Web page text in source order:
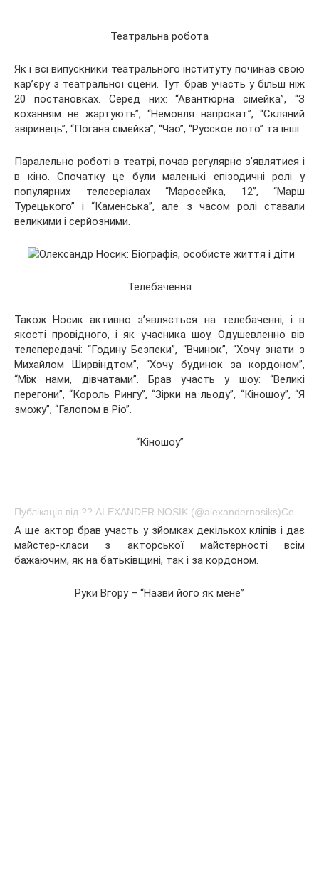
Театральна робота
Як і всі випускники театрального інституту починав свою
кар’єру з театральної сцени. Тут брав участь у більш ніж
20 постановках. Серед них: “Авантюрна сімейка”, “З
коханням не жартують”, “Немовля напрокат”, “Скляний
звіринець”, “Погана сімейка”, “Чао”, “Русское лото” та інші.
Паралельно роботі в театрі, почав регулярно з’являтися і
в кіно. Спочатку це були маленькі епізодичні ролі у
популярних телесеріалах “Маросейка, 12”, “Марш
Турецького” і “Каменська”, але з часом ролі ставали
великими і серйозними.
Телебачення
Також Носик активно з’являється на телебаченні, і в
якості провідного, і як учасника шоу. Одушевленно вів
телепередачі: “Годину Безпеки”, “Вчинок”, “Хочу знати з
Михайлом Ширвіндтом”, “Хочу будинок за кордоном”,
“Між нами, дівчатами”. Брав участь у шоу: “Великі
перегони”, “Король Рингу”, “Зірки на льоду”, “Кіношоу”, “Я
зможу”, “Галопом в Ріо”.
“Кіношоу”
А ще актор брав участь у зйомках декількох кліпів і дає
майстер-класи з акторської майстерності всім
бажаючим, як на батьківщині, так і за кордоном.
Руки Вгору – “Назви його як мене”